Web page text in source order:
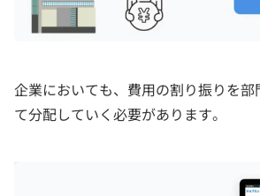
企業においても、費用の割り振りを
て分配していく必要があります。